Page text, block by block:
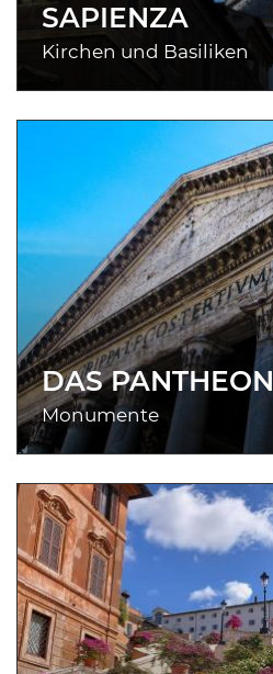
SAPIENZA
Kirchen und Basiliken
DAS PANTHEON
Monumente